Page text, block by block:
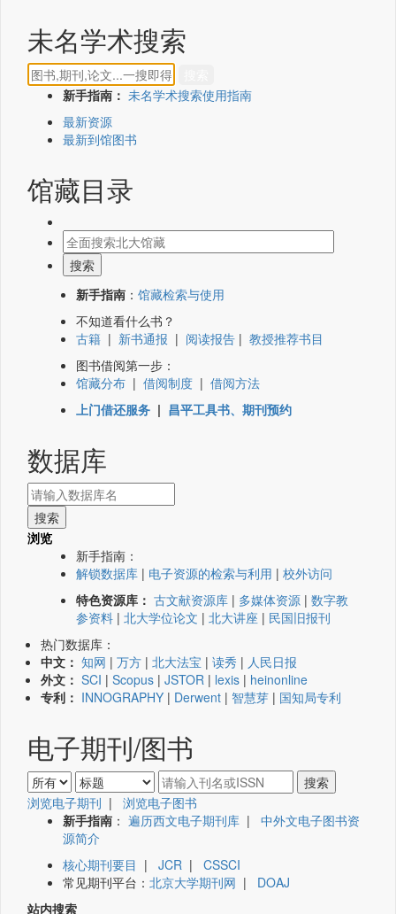
未名学术搜索
新手指南： 未名学术搜索使用指南
最新资源
最新到馆图书
馆藏目录
新手指南 ： 馆藏检索与使用
不知道看什么书？
古籍 | 新书通报 | 阅读报告 | 教授推荐书目
图书借阅第一步：
馆藏分布 | 借阅制度 | 借阅方法
上门借还服务 | 昌平工具书、期刊预约
数据库
浏览
新手指南：
解锁数据库 | 电子资源的检索与利用 | 校外访问
特色资源库： 古文献资源库 | 多媒体资源 | 数字教
参资料 | 北大学位论文 | 北大讲座 | 民国旧报刊
热门数据库：
中文： 知网 | 万方 | 北大法宝 | 读秀 | 人民日报
外文： SCI | Scopus | JSTOR | lexis | heinonline
专利： INNOGRAPHY | Derwent | 智慧芽 | 国知局专利
电子期刊/图书
浏览电子期刊 | 浏览电子图书
新手指南 ： 遍历西文电子期刊库 | 中外文电子图书资
源简介
核心期刊要目 | JCR | CSSCI
常见期刊平台： 北京大学期刊网 | DOAJ
站内搜索